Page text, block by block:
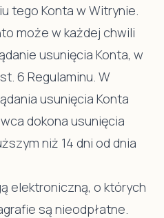
tego Konta w Witrynie.
może w każdej chwili
usunięcia Konta, w
6 Regulaminu. W
usunięcia Konta
dokona usunięcia
niż 14 dni od dnia
elektroniczną, o których
są nieodpłatne.